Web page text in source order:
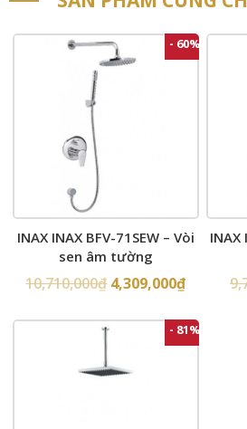
- 60%
INAX INAX BFV-71SEW – Vòi
sen âm tường
10,710,000₫ 4,309,000₫
INAX
- 81%